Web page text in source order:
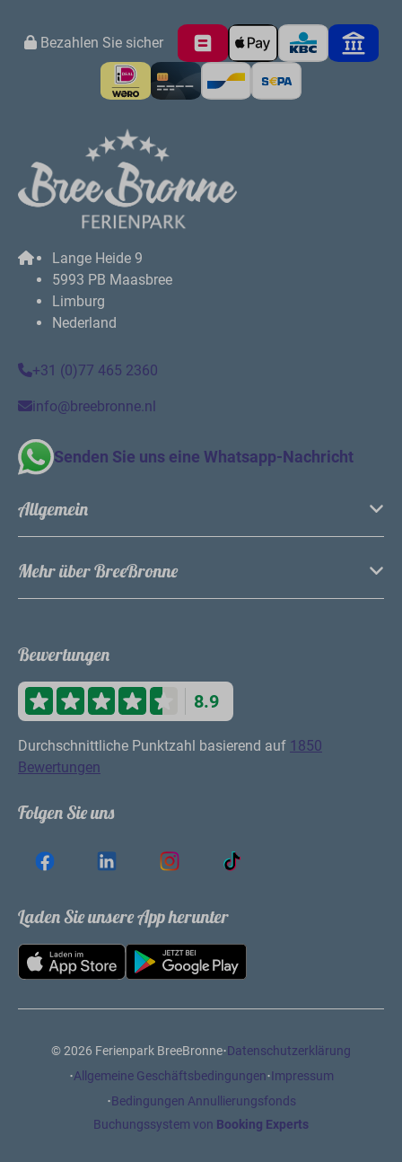
Melden Sie sich für unseren
Newsletter an
Ihre nächste Buchung
Abonnieren
Bezahlen Sie sicher
5993 PB Maasbree
+31 (0)77 465 2360
info@breebronne.nl
Senden Sie uns eine Whatsapp-Nachricht
Mehr über BreeBronne
Bewertungen
Bewertungen
Folgen Sie uns